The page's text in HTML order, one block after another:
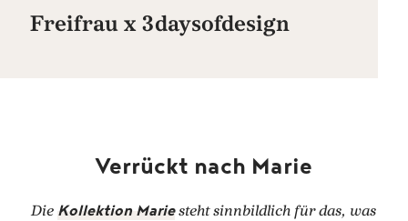
Freifrau x 3daysofdesign
Verrückt nach Marie
Die Kollektion Mariesteht sinnbildlich für das, was